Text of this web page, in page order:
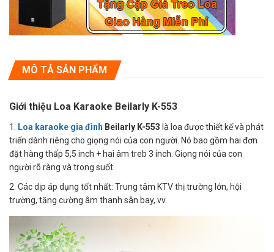
MÔ TẢ SẢN PHẨM
Giới thiệu Loa Karaoke Beilarly K-553
1. Loa karaoke gia đình Beilarly K-553 là loa được thiết kế và phát
triển dành riêng cho giọng nói của con người. Nó bao gồm hai đơn
đặt hàng thấp 5,5 inch + hai âm treb 3 inch. Giọng nói của con
người rõ ràng và trong suốt.
2. Các dịp áp dụng tốt nhất: Trung tâm KTV thị trường lớn, hội
trường, tăng cường âm thanh sân bay, vv